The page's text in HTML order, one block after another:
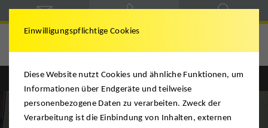
Englisch Deutsch
Einwilligungspflichtige Cookies
Diese Website nutzt Cookies und ähnliche Funktionen, um
Informationen über Endgeräte und teilweise
personenbezogene Daten zu verarbeiten. Zweck der
Verarbeitung ist die Einbindung von Inhalten, externen